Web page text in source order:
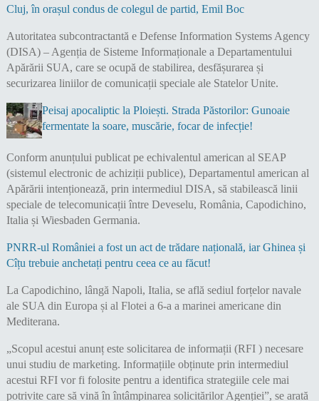
Cluj, în orașul condus de colegul de partid, Emil Boc
Autoritatea subcontractantă e Defense Information Systems Agency
(DISA) – Agenția de Sisteme Informaționale a Departamentului
Apărării SUA, care se ocupă de stabilirea, desfășurarea și
securizarea liniilor de comunicații speciale ale Statelor Unite.
Peisaj apocaliptic la Ploiești. Strada Păstorilor: Gunoaie
fermentate la soare, muscărie, focar de infecție!
Conform anunțului publicat pe echivalentul american al SEAP
(sistemul electronic de achiziții publice), Departamentul american al
Apărării intenționează, prin intermediul DISA, să stabilească linii
speciale de telecomunicații între Deveselu, România, Capodichino,
Italia și Wiesbaden Germania.
PNRR-ul României a fost un act de trădare națională, iar Ghinea și
Cîțu trebuie anchetați pentru ceea ce au făcut!
La Capodichino, lângă Napoli, Italia, se află sediul forțelor navale
ale SUA din Europa și al Flotei a 6-a a marinei americane din
Mediterana.
„Scopul acestui anunț este solicitarea de informații (RFI ) necesare
unui studiu de marketing. Informațiile obținute prin intermediul
acestui RFI vor fi folosite pentru a identifica strategiile cele mai
potrivite care să vină în întâmpinarea solicitărilor Agenției”, se arată